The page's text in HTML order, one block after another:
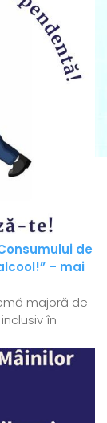
de
– mai
majoră de
în